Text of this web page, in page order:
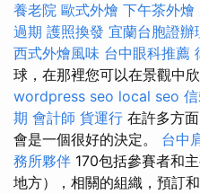
養老院 歐式外燴 下午茶外燴
過期 護照換發 宜蘭台胞證辦
西式外燴風味 台中眼科推薦
球，在那裡您可以在景觀中
wordpress seo local seo
期 會計師 貨運行 在許多方
會是一個很好的決定。 台中
務所夥伴 170包括參賽者和
地方），相關的組織，預訂